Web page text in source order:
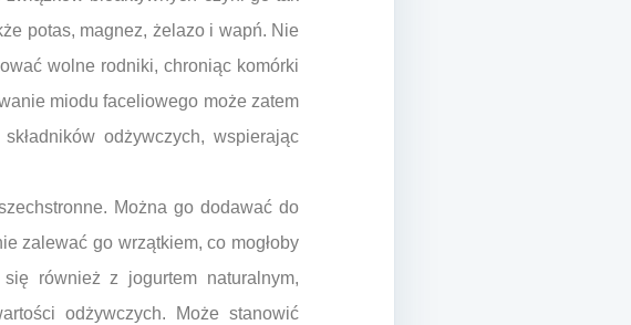
potas, magnez, żelazo i wapń. Nie
wolne rodniki, chroniąc komórki
miodu faceliowego może zatem
odżywczych, wspierając
Można go dodawać do
zalewać go wrzątkiem, co mogłoby
również z jogurtem naturalnym,
odżywczych. Może stanowić